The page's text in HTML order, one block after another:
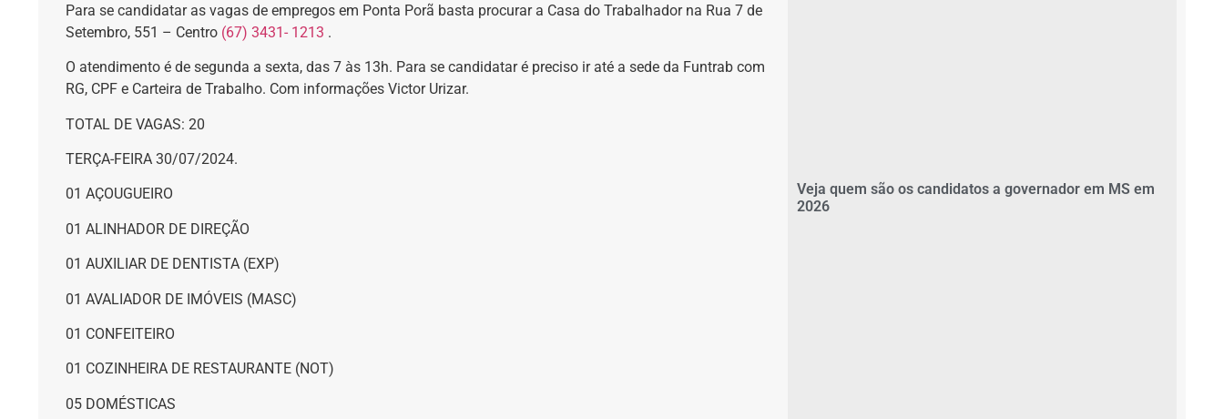
Para se candidatar as vagas de empregos em Ponta Porã basta procurar a Casa do Trabalhador na Rua 7 de
Setembro, 551 – Centro (67) 3431- 1213 .
O atendimento é de segunda a sexta, das 7 às 13h. Para se candidatar é preciso ir até a sede da Funtrab com
RG, CPF e Carteira de Trabalho. Com informações Victor Urizar.
TOTAL DE VAGAS: 20
TERÇA-FEIRA 30/07/2024.
01 AÇOUGUEIRO
01 ALINHADOR DE DIREÇÃO
01 AUXILIAR DE DENTISTA (EXP)
01 AVALIADOR DE IMÓVEIS (MASC)
01 CONFEITEIRO
01 COZINHEIRA DE RESTAURANTE (NOT)
05 DOMÉSTICAS
Veja quem são os candidatos a governador em MS em
2026